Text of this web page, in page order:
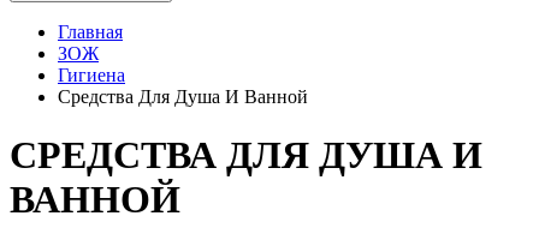
Главная
ЗОЖ
Гигиена
Средства Для Душа И Ванной
СРЕДСТВА ДЛЯ ДУША И
ВАННОЙ